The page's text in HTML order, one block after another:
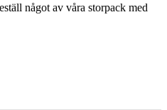
något av våra storpack med